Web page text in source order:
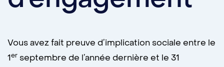
Vous avez fait preuve d’implication sociale entre le
1er septembre de l’année dernière et le 31